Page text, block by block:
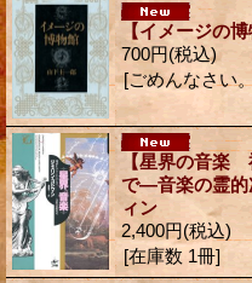
【イメージの
700円(税込)
[ごめんなさい
【星界の音楽
で―音楽の霊
ィン
2,400円(税込)
[在庫数 1冊]